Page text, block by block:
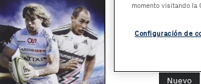
Nuevo
momento visitando la
Configuración de